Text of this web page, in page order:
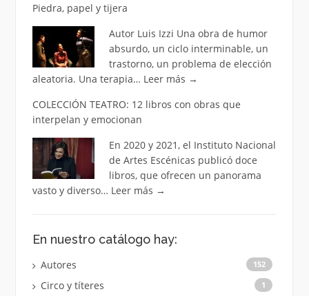
Piedra, papel y tijera
Autor Luis Izzi Una obra de humor
absurdo, un ciclo interminable, un
trastorno, un problema de elección
aleatoria. Una terapia… Leer más →
COLECCIÓN TEATRO: 12 libros con obras que
interpelan y emocionan
En 2020 y 2021, el Instituto Nacional
de Artes Escénicas publicó doce
libros, que ofrecen un panorama
vasto y diverso… Leer más →
En nuestro catálogo hay:
Autores 152
Circo y títeres 1